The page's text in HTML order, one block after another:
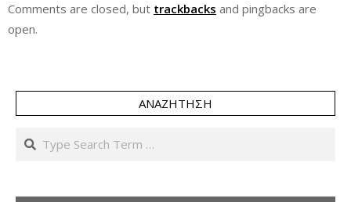
Comments are closed, but trackbacks and pingbacks are
open.
ΑΝΑΖΉΤΗΣΗ
Search